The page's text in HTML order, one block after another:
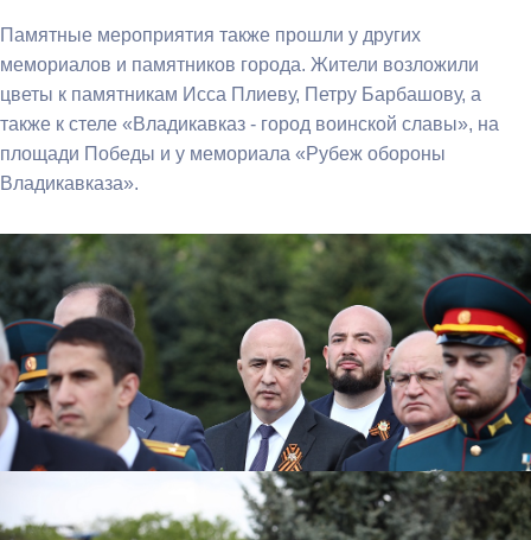
Памятные мероприятия также прошли у других
мемориалов и памятников города. Жители возложили
цветы к памятникам Исса Плиеву, Петру Барбашову, а
также к стеле «Владикавказ - город воинской славы», на
площади Победы и у мемориала «Рубеж обороны
Владикавказа».